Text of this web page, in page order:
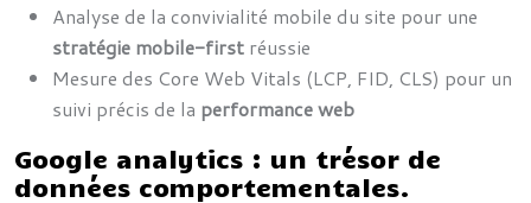
Analyse de la convivialité mobile du site pour une
stratégie mobile-first réussie
Mesure des Core Web Vitals (LCP, FID, CLS) pour un
suivi précis de la performance web
Google analytics : un trésor de
données comportementales.